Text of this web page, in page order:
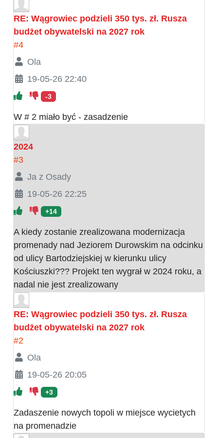
RE: Wągrowiec podzieli 350 tys. zł. Rusza
budżet obywatelski na 2027 rok
#4
Ola
19-05-26 22:40
-3
W # 2 miało być - zasadzenie
2024
#3
Ja z Osady
19-05-26 22:25
+14
A kiedy zostanie zrealizowana modernizacja
promenady nad Jeziorem Durowskim na odcinku
od ulicy Bartodziejskiej w kierunku ulicy
Kościuszki??? Projekt ten wygrał w 2024 roku, a
nadal nie jest zrealizowany
RE: Wągrowiec podzieli 350 tys. zł. Rusza
budżet obywatelski na 2027 rok
#2
Ola
19-05-26 20:05
+3
Zadaszenie nowych topoli w miejsce wycietych
na promenadzie